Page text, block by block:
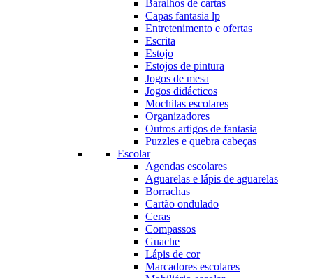
Baralhos de cartas
Capas fantasia lp
Entretenimento e ofertas
Escrita
Estojo
Estojos de pintura
Jogos de mesa
Jogos didácticos
Mochilas escolares
Organizadores
Outros artigos de fantasia
Puzzles e quebra cabeças
Escolar
Agendas escolares
Aguarelas e lápis de aguarelas
Borrachas
Cartão ondulado
Ceras
Compassos
Guache
Lápis de cor
Marcadores escolares